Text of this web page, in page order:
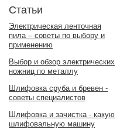
Статьи
Электрическая ленточная
пила – советы по выбору и
применению
Выбор и обзор электрических
ножниц по металлу
Шлифовка сруба и бревен -
советы специалистов
Шлифовка и зачистка - какую
шлифовальную машину